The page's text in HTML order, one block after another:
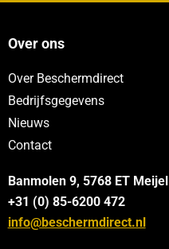
Over ons
Over Beschermdirect
Bedrijfsgegevens
Nieuws
Contact
Banmolen 9, 5768 ET Meijel
+31 (0) 85-6200 472
info@beschermdirect.nl